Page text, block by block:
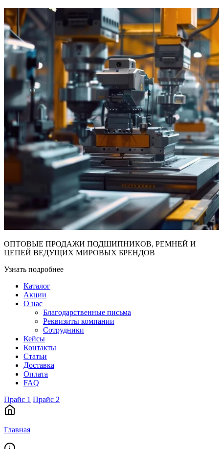
ОПТОВЫЕ ПРОДАЖИ ПОДШИПНИКОВ, РЕМНЕЙ И
ЦЕПЕЙ ВЕДУЩИХ МИРОВЫХ БРЕНДОВ
Узнать подробнее
Каталог
Акции
О нас
Благодарственные письма
Реквизиты компании
Сотрудники
Кейсы
Контакты
Статьи
Доставка
Оплата
FAQ
Прайс 1 Прайс 2
Главная